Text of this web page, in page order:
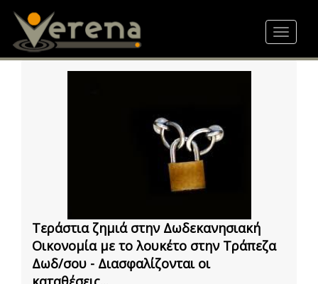
content
Toggle
Τεράστια ζημιά στην Δωδεκανησιακή
Οικονομία με το λουκέτο στην Τράπεζα
Δωδ/σου - Διασφαλίζονται οι